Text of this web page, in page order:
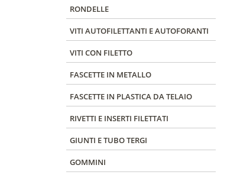
RONDELLE
VITI AUTOFILETTANTI E AUTOFORANTI
VITI CON FILETTO
FASCETTE IN METALLO
FASCETTE IN PLASTICA DA TELAIO
RIVETTI E INSERTI FILETTATI
GIUNTI E TUBO TERGI
GOMMINI